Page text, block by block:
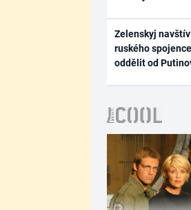
Zelenskyj
ruského
oddělit od